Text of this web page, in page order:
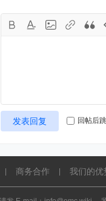
发表回复 回帖后
商务合作 我们的优